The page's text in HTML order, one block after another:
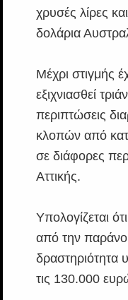
χρυσές λίρες
δολάρια
Μέχρι στιγμής
εξιχνιασθεί
περιπτώσεις
κλοπών από
σε διάφορες
Αττικής.
Υπολογίζεται
από την
δραστηριότητα
τις 130.000